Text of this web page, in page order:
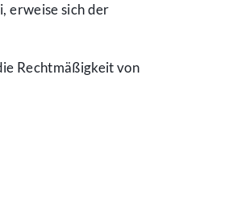
erweise sich der
Rechtmäßigkeit von